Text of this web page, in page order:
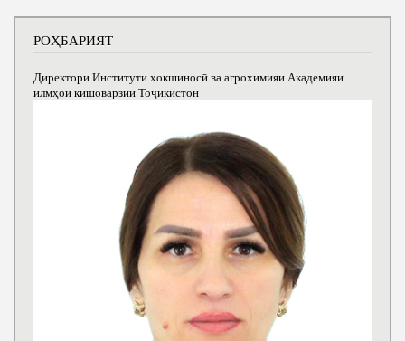
РОҲБАРИЯТ
Директори Институти хокшиносӣ ва агрохимияи Академияи
илмҳои кишоварзии Тоҷикистон